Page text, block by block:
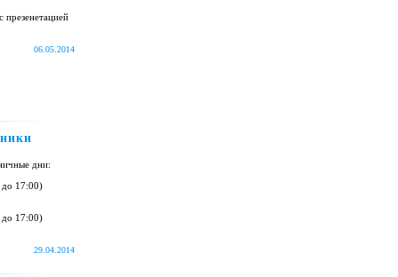
презенетацией
06.05.2014
дни:
до 17:00)
до 17:00)
29.04.2014